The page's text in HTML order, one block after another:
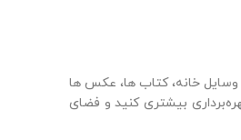
خانه، کتاب‌ ها، عکس‌ ها
بیشتری کنید و فضای